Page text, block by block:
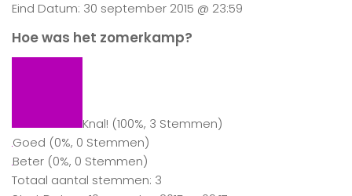
Eind Datum: 30 september 2015 @ 23:59
Hoe was het zomerkamp?
Knal! (100%, 3 Stemmen)
Goed (0%, 0 Stemmen)
Beter (0%, 0 Stemmen)
Totaal aantal stemmen: 3